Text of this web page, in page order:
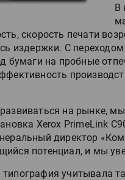
В
скорость печати
издержки. С
бумаги на пробные
на рынке,
Xerox PrimeLink
директор
потенциал, и мы
учитывала